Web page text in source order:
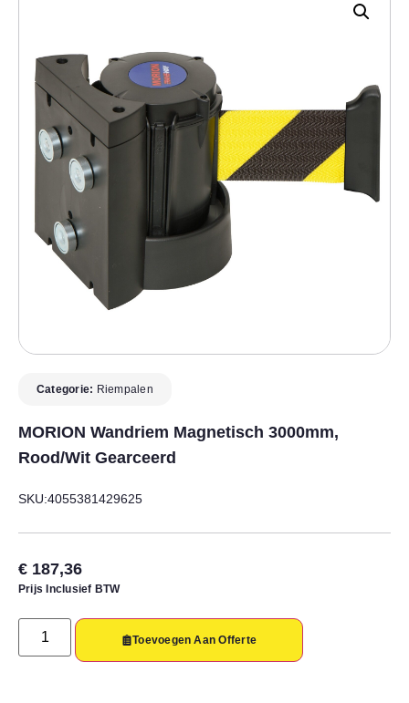
Categorie: Riempalen
MORION Wandriem Magnetisch 3000mm,
Rood/wit Gearceerd
SKU:4055381429625
€ 187,36
Prijs Inclusief BTW
Toevoegen Aan Offerte